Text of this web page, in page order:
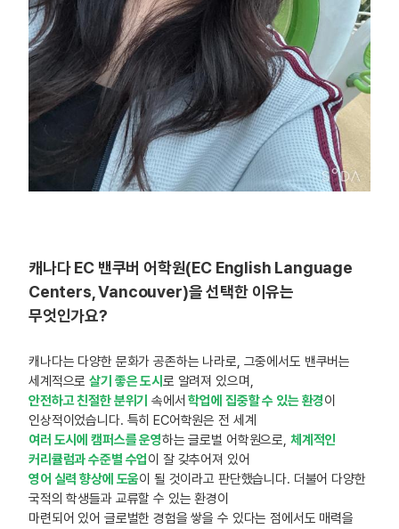
캐나다 EC 밴쿠버 어학원(EC English Language
Centers, Vancouver)을 선택한 이유는
무엇인가요?
캐나다는 다양한 문화가 공존하는 나라로, 그중에서도 밴쿠버는
세계적으로 살기 좋은 도시 로 알려져 있으며,
안전하고 친절한 분위기 속에서 학업에 집중할 수 있는 환경이
인상적이었습니다. 특히 EC어학원은 전 세계
여러 도시에 캠퍼스를 운영하는 글로벌 어학원으로, 체계적인
커리큘럼과 수준별 수업이 잘 갖추어져 있어
영어 실력 향상에 도움이 될 것이라고 판단했습니다. 더불어 다양한
국적의 학생들과 교류할 수 있는 환경이
마련되어 있어 글로벌한 경험을 쌓을 수 있다는 점에서도 매력을